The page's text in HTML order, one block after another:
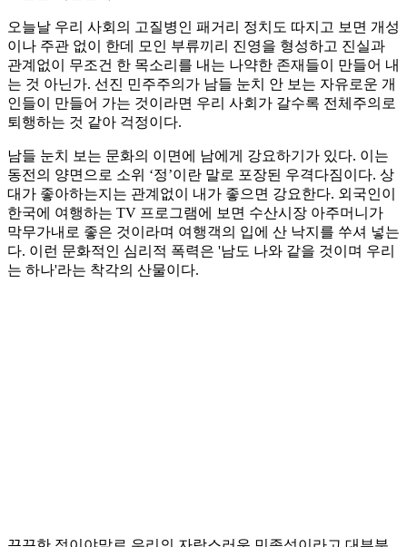
오늘날 우리 사회의 고질병인 패거리 정치도 따지고 보면 개성
이나 주관 없이 한데 모인 부류끼리 진영을 형성하고 진실과
관계없이 무조건 한 목소리를 내는 나약한 존재들이 만들어 내
는 것 아닌가. 선진 민주주의가 남들 눈치 안 보는 자유로운 개
인들이 만들어 가는 것이라면 우리 사회가 갈수록 전체주의로
퇴행하는 것 같아 걱정이다.
남들 눈치 보는 문화의 이면에 남에게 강요하기가 있다. 이는
동전의 양면으로 소위 ‘정’이란 말로 포장된 우격다짐이다. 상
대가 좋아하는지는 관계없이 내가 좋으면 강요한다. 외국인이
한국에 여행하는 TV 프로그램에 보면 수산시장 아주머니가
막무가내로 좋은 것이라며 여행객의 입에 산 낙지를 쑤셔 넣는
다. 이런 문화적인 심리적 폭력은 '남도 나와 같을 것이며 우리
는 하나'라는 착각의 산물이다.